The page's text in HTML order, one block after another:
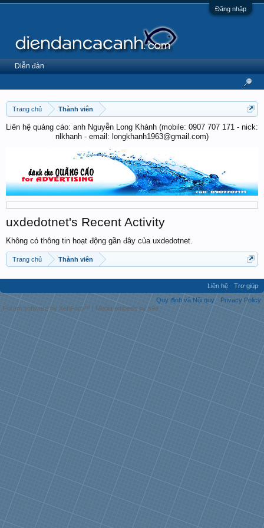
Đăng nhập
Trang chủ Thành viên
Liên hệ quảng cáo: anh Nguyễn Long Khánh (mobile: 0907 707 171 - nick:
nlkhanh - email: longkhanh1963@gmail.com)
uxdedotnet's Recent Activity
Không có thông tin hoạt động gần đây của uxdedotnet.
Trang chủ Thành viên
Diễn đàn
Liên hệ
Trợ giúp
Quy định và Nội quy
Privacy Policy
Forum software by XenForo™ | Media embeds by s9e